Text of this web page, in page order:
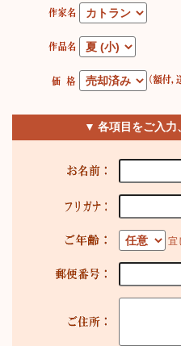
▼ 各項目をご入力
宜